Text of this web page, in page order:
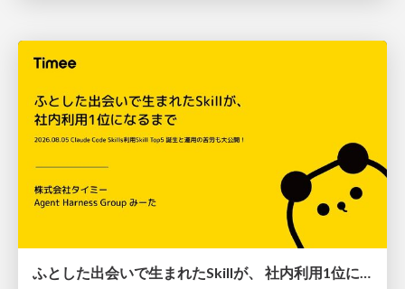
ふとした出会いで生まれたSkillが、 社内利用1位になるまで